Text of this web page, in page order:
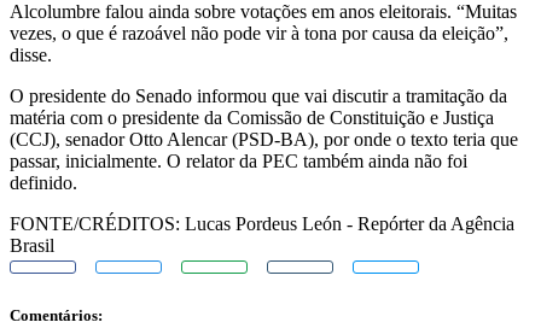
Alcolumbre falou ainda sobre votações em anos eleitorais. “Muitas
vezes, o que é razoável não pode vir à tona por causa da eleição”,
disse.
O presidente do Senado informou que vai discutir a tramitação da
matéria com o presidente da Comissão de Constituição e Justiça
(CCJ), senador Otto Alencar (PSD-BA), por onde o texto teria que
passar, inicialmente. O relator da PEC também ainda não foi
definido.
FONTE/CRÉDITOS: Lucas Pordeus León - Repórter da Agência
Brasil
Comentários: